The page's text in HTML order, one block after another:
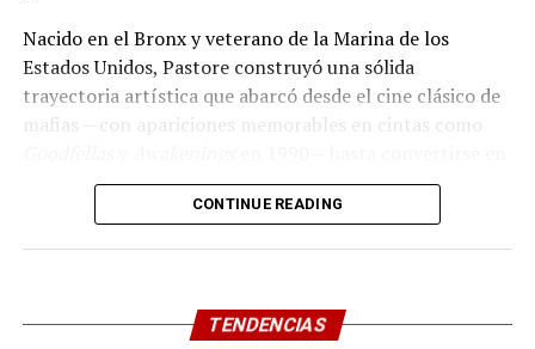
Nacido en el Bronx y veterano de la Marina de los
Estados Unidos, Pastore construyó una sólida
trayectoria artística que abarcó desde el cine clásico de
mafias —con apariciones memorables en cintas como
un rostro fundamental de la era dorada de la televisión.
Su imponente presencia física y su talento para dotar
Colegas del medio artístico y allegados han expresado su
CONTINUE READING
TENDENCIAS